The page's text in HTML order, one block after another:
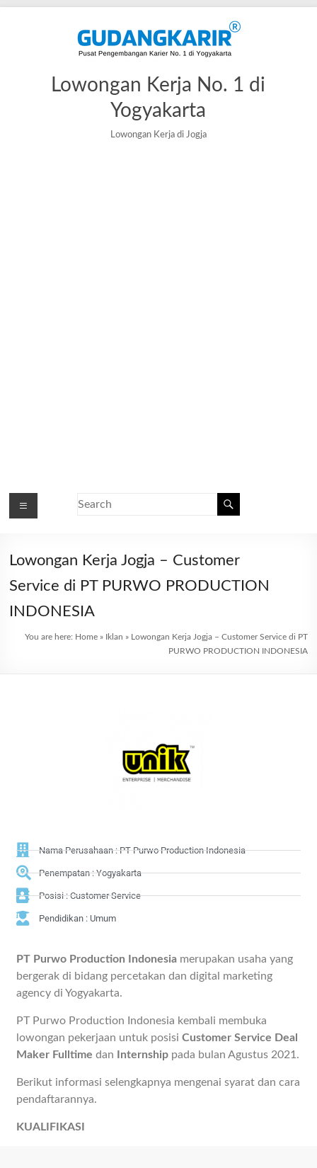
Lowongan Kerja No. 1 di
Yogyakarta
Lowongan Kerja di Jogja
Lowongan Kerja Jogja – Customer
Service di PT PURWO PRODUCTION
INDONESIA
You are here: Home» Iklan » Lowongan Kerja Jogja – Customer Service di PT
PURWO PRODUCTION INDONESIA
Nama Perusahaan : PT Purwo Production Indonesia
Penempatan : Yogyakarta
Posisi : Customer Service
Pendidikan : Umum
PT Purwo Production Indonesia merupakan usaha yang
bergerak di bidang percetakan dan digital marketing
agency di Yogyakarta.
PT Purwo Production Indonesia kembali membuka
lowongan pekerjaan untuk posisiCustomer Service Deal
Maker Fulltimedan Internship pada bulan Agustus 2021.
Berikut informasi selengkapnya mengenai syarat dan cara
pendaftarannya.
KUALIFIKASI